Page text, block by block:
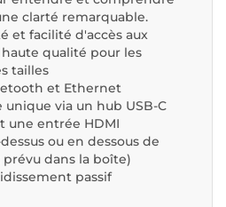
clarté remarquable.
et facilité d'accès aux
qualité pour les
tailles
et Ethernet
via un hub USB-C
une entrée HDMI
ou en dessous de
dans la boîte)
passif